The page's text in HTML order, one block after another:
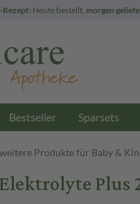
Rezept: Heute bestellt, morgen
Bestseller Sparsets
weitere Produkte für Baby &
Plus